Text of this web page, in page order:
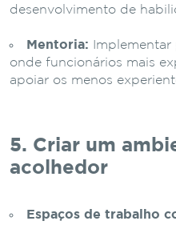
desenvolvimento de
Mentoria:
onde funcionários mais
apoiar os menos
5. Criar um
acolhedor
Espaços de trabalho